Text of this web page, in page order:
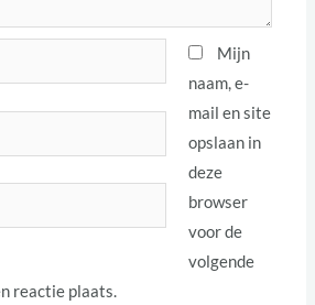
Mijn
naam, e-
mail en site
opslaan in
deze
browser
voor de
volgende
reactie plaats.